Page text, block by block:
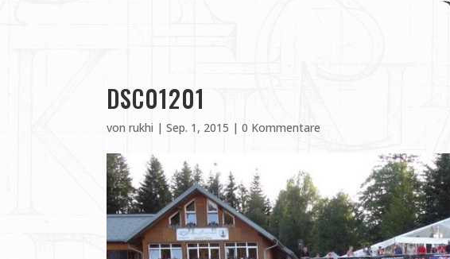
DSC01201
vonrukhi |Sep. 1, 2015 |0 Kommentare